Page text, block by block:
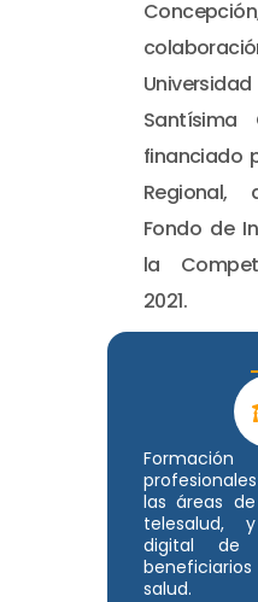
las áreas
telesalud,
digital de
salud.
Santísima
financiado
Fondo de
la
2021.